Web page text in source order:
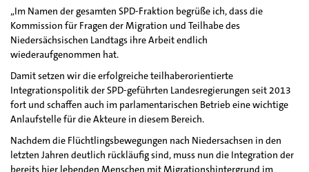
„Im Namen der gesamten SPD-Fraktion begrüße ich, dass die
Kommission für Fragen der Migration und Teilhabe des
Niedersächsischen Landtags ihre Arbeit endlich
wiederaufgenommen hat.
Damit setzen wir die erfolgreiche teilhaberorientierte
Integrationspolitik der SPD-geführten Landesregierungen seit 2013
fort und schaffen auch im parlamentarischen Betrieb eine wichtige
Anlaufstelle für die Akteure in diesem Bereich.
Nachdem die Flüchtlingsbewegungen nach Niedersachsen in den
letzten Jahren deutlich rückläufig sind, muss nun die Integration der
bereits hier lebenden Menschen mit Migrationshintergrund im